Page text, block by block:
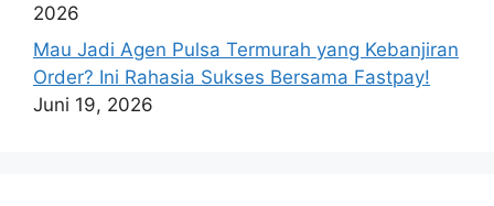
2026
Mau Jadi Agen Pulsa Termurah yang Kebanjiran
Order? Ini Rahasia Sukses Bersama Fastpay!
Juni 19, 2026